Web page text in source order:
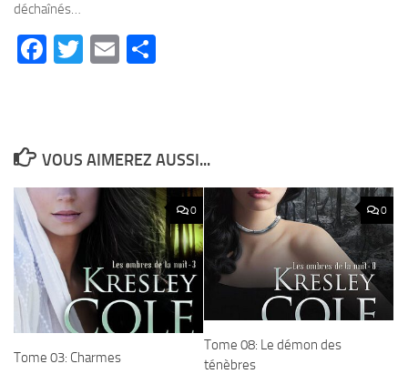
déchaînés…
Facebook
Twitter
Email
VOUS AIMEREZ AUSSI...
0
Tome 03: Charmes
0
Tome 08: Le démon des
ténèbres